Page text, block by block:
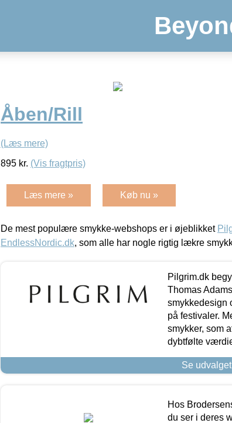
Åben/Rill
(Læs mere)
895 kr. (Vis fragtpris)
Læs mere » Køb nu »
De mest populære smykke-webshops er i øjeblikket
EndlessNordic.dk, som alle har nogle rigtig lækre
Pilgrim.dk
Thomas
smykkedesign
på festivaler.
smykker, som
dybtfølte
Se
Hos
du ser i deres